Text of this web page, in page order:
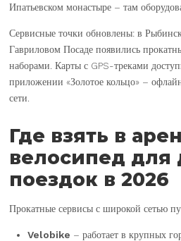
Ипатьевском монастыре – там
Сервисные точки обновлены: в
Гавриловом Посаде появились
наборами. Карты с GPS-треками
приложении «Золотое кольцо» –
сети.
Где взять в
велосипед для
поездок в 2026
Прокатные сервисы с широкой сетью
Velobike – работает в крупных